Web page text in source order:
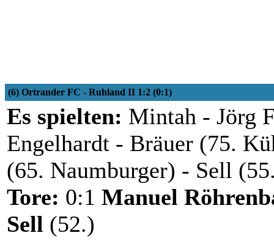
(6) Ortrander FC - Ruhland II 1:2 (0:1)
Es spielten: Mintah - Jörg
Engelhardt - Bräuer (75.
(65. Naumburger) - Sell
Tore: 0:1 Manuel
Sell (52.)